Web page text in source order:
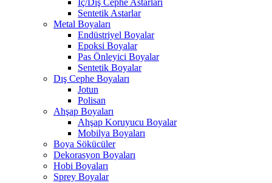
İç/Dış Cephe Astarları
Sentetik Astarlar
Metal Boyaları
Endüstriyel Boyalar
Epoksi Boyalar
Pas Önleyici Boyalar
Sentetik Boyalar
Dış Cephe Boyaları
Jotun
Polisan
Ahşap Boyaları
Ahşap Koruyucu Boyalar
Mobilya Boyaları
Boya Sökücüler
Dekorasyon Boyaları
Hobi Boyaları
Sprey Boyalar